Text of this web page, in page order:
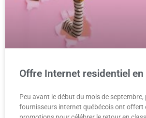
Offre Internet residentiel
Peu avant le début du mois de septembre,
fournisseurs internet québécois ont offert